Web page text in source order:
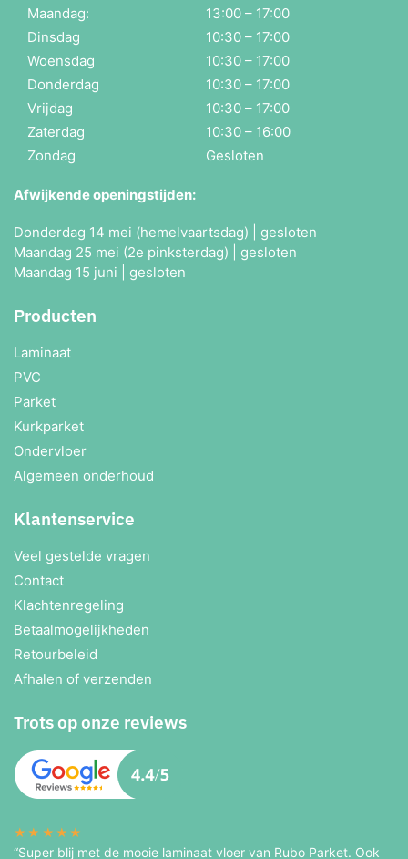
Maandag:
13:00 – 17:00
Dinsdag
10:30 – 17:00
Woensdag
10:30 – 17:00
Donderdag
10:30 – 17:00
Vrijdag
10:30 – 17:00
Zaterdag
10:30 – 16:00
Zondag
Gesloten
Afwijkende openingstijden:
Donderdag 14 mei (hemelvaartsdag) | gesloten
Maandag 25 mei (2e pinksterdag) | gesloten
Maandag 15 juni | gesloten
Producten
Laminaat
PVC
Parket
Kurkparket
Ondervloer
Algemeen onderhoud
Klantenservice
Veel gestelde vragen
Contact
Klachtenregeling
Betaalmogelijkheden
Retourbeleid
Afhalen of verzenden
Trots op onze reviews
★★★★★
“Super blij met de mooie laminaat vloer van Rubo Parket. Ook